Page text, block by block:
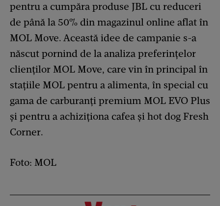
pentru a cumpăra produse JBL cu reduceri
de până la 50% din magazinul online aflat în
MOL Move. Această idee de campanie s-a
născut pornind de la analiza preferințelor
clienților MOL Move, care vin în principal în
stațiile MOL pentru a alimenta, în special cu
gama de carburanți premium MOL EVO Plus
și pentru a achiziționa cafea și hot dog Fresh
Corner.
Foto: MOL